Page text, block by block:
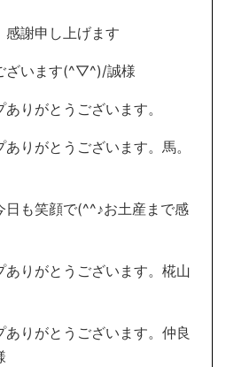
謝申し上げます
ざいます(^▽^)/誠様
りがとうございます。
りがとうございます。馬。
日も笑顔で(^^♪お土産まで感
ありがとうございます。椛山
ありがとうございます。仲良